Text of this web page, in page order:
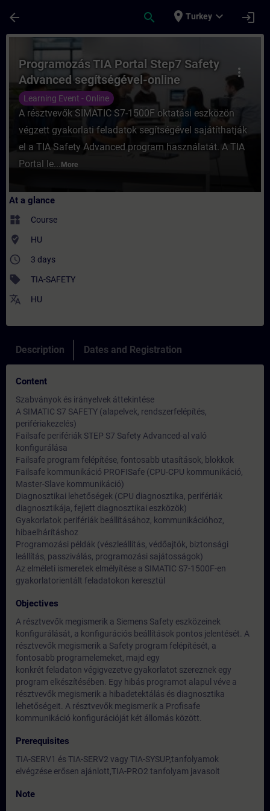
arrow_back search place Turkey expand_more login
Course - Programozás TIA Portal Step7
more_vert
Programozás TIA Portal Step7 Safety
Advanced segítségével-online
Learning Event - Online
A résztvevők SIMATIC S7-1500F oktatási eszközön
végzett gyakorlati feladatok segítségével sajátíthatják
el a TIA Safety Advanced program használatát. A TIA
Portal le... More
At a glance
widgets Course
where_to_vote HU
access_time 3 days
sell TIA-SAFETY
translate HU
Description Dates and Registration
Content
Szabványok és irányelvek áttekintése
A SIMATIC S7 SAFETY (alapelvek, rendszerfelépítés,
perifériakezelés)
Failsafe perifériák STEP S7 Safety Advanced-al való
konfigurálása
Failsafe program felépítése, fontosabb utasítások, blokkok
Failsafe kommunikáció PROFISafe (CPU-CPU kommunikáció,
Master-Slave kommunikáció)
Diagnosztikai lehetőségek (CPU diagnosztika, perifériák
diagnosztikája, fejlett diagnosztikai eszközök)
Gyakorlatok perifériák beállításához, kommunikációhoz,
hibaelhárításhoz
Programozási példák (vészleállítás, védőajtók, biztonsági
leállítás, passziválás, programozási sajátosságok)
Az elméleti ismeretek elmélyítése a SIMATIC S7-1500F-en
gyakorlatorientált feladatokon keresztül
Objectives
A résztvevők megismerik a Siemens Safety eszközeinek
konfigurálását, a konfigurációs beállítások pontos jelentését. A
résztvevők megismerik a Safety program felépítését, a
fontosabb programelemeket, majd egy
konkrét feladaton végigvezetve gyakorlatot szereznek egy
program elkészítésében. Egy hibás programot alapul véve a
résztvevők megismerik a hibadetektálás és diagnosztika
lehetőségeit. A résztvevők megismerik a Profisafe
kommunikáció konfigurációját két állomás között.
Prerequisites
TIA-SERV1 és TIA-SERV2 vagy TIA-SYSUP,tanfolyamok
elvégzése erősen ajánlott,TIA-PRO2 tanfolyam javasolt
Note